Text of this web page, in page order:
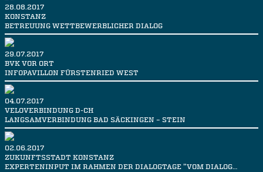
28.08.2017
KONSTANZ
BETREUUNG WETTBEWERBLICHER DIALOG
29.07.2017
BVK VOR ORT
INFOPAVILLON FÜRSTENRIED WEST
04.07.2017
VELOVERBINDUNG D-CH
LANGSAMVERBINDUNG BAD SÄCKINGEN – STEIN
02.06.2017
ZUKUNFTSSTADT KONSTANZ
EXPERTENINPUT IM RAHMEN DER DIALOGTAGE "VOM DIALOG…